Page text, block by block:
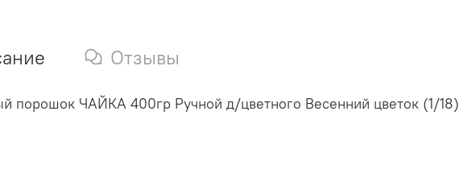
Отзывы
порошок ЧАЙКА 400гр Ручной д/цветного Весенний цветок (1/18)